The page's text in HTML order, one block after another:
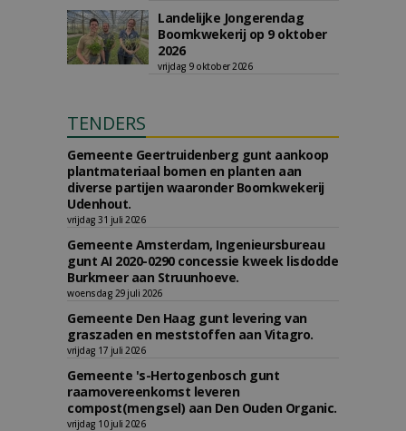
Landelijke Jongerendag
Boomkwekerij op 9 oktober
2026
vrijdag 9 oktober 2026
TENDERS
Gemeente Geertruidenberg gunt aankoop
plantmateriaal bomen en planten aan
diverse partijen waaronder Boomkwekerij
Udenhout.
vrijdag 31 juli 2026
Gemeente Amsterdam, Ingenieursbureau
gunt AI 2020-0290 concessie kweek lisdodde
Burkmeer aan Struunhoeve.
woensdag 29 juli 2026
Gemeente Den Haag gunt levering van
graszaden en meststoffen aan Vitagro.
vrijdag 17 juli 2026
Gemeente 's-Hertogenbosch gunt
raamovereenkomst leveren
compost(mengsel) aan Den Ouden Organic.
vrijdag 10 juli 2026